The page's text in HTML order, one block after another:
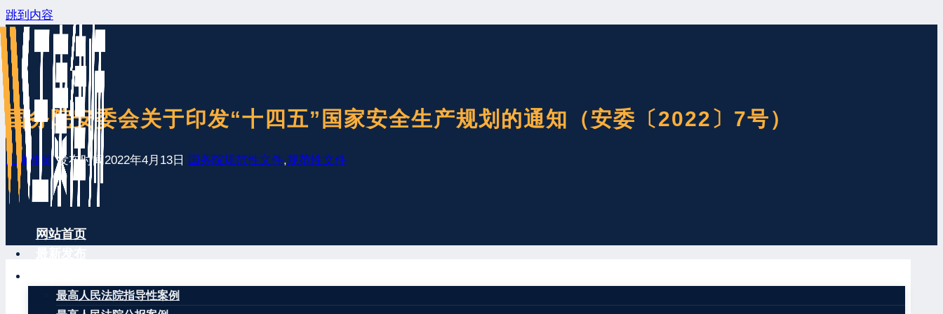
跳到内容
网站首页
最高人民法院指导性案例
国务院安委会关于印发“十四五”国家安全生产规划的通知（安委〔2022〕7号）
王康律师 发布时间2022年4月13日 国务院规范性文件,规范性文件
国务院安全生产委员会关于印发《“十四五”国家安全生产规划》的通知